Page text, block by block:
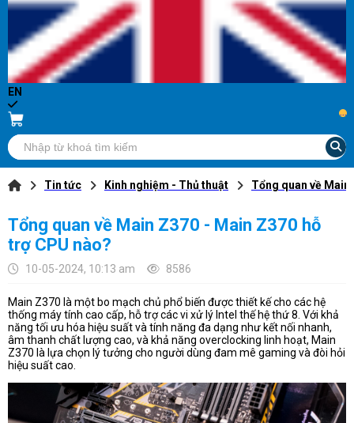
EN
...
Tin tức Kinh nghiệm - Thủ thuật Tổng quan về Main
Tổng quan về Main Z370 - Main Z370 hỗ
trợ CPU nào?
10-05-2024, 10:13 am 8586
Main Z370 là một bo mạch chủ phổ biến được thiết kế cho các hệ
thống máy tính cao cấp, hỗ trợ các vi xử lý Intel thế hệ thứ 8. Với khả
năng tối ưu hóa hiệu suất và tính năng đa dạng như kết nối nhanh,
âm thanh chất lượng cao, và khả năng overclocking linh hoạt, Main
Z370 là lựa chọn lý tưởng cho người dùng đam mê gaming và đòi hỏi
hiệu suất cao.